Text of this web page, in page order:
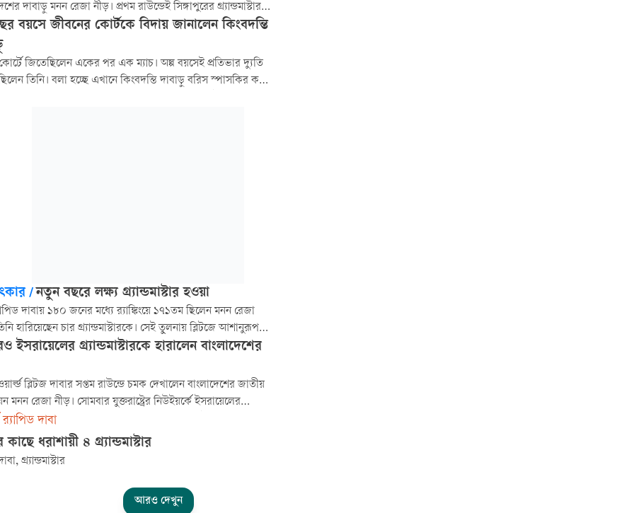
দাবাড়ু মনন রেজা নীড়। প্রথম রাউন্ডেই সিঙ্গাপুরের গ্র্যান্ডমাস্টার
হারিয়ে দিয়েছেন তিনি।
বয়সে জীবনের কোর্টকে বিদায় জানালেন কিংবদন্তি
জিতেছিলেন একের পর এক ম্যাচ। অল্প বয়সেই প্রতিভার দ্যুতি
তিনি। বলা হচ্ছে এখানে কিংবদন্তি দাবাড়ু বরিস স্পাসকির কথা।
/নতুন বছরে লক্ষ্য গ্র্যান্ডমাস্টার হওয়া
দাবায় ১৮০ জনের মধ্যে র‌্যাঙ্কিংয়ে ১৭১তম ছিলেন মনন রেজা
হারিয়েছেন চার গ্র্যান্ডমাস্টারকে। সেই তুলনায় ব্লিটজে আশানুরূপ
পারেননি। তবু প্রথমবার এমন বিশ্ব আসরে খেলে নতুন অভিজ্ঞতা
ফিরছেন নীড়। নিউইয়র্ক থেকে মুঠোফোনে এই সফরের প্রাপ্তি এবং
দাবি নিয়ে নিজ
ইসরায়েলের গ্র্যান্ডমাস্টারকে হারালেন বাংলাদেশের
ব্লিটজ দাবার সপ্তম রাউন্ডে চমক দেখালেন বাংলাদেশের জাতীয়
মনন রেজা নীড়। সোমবার যুক্তরাষ্ট্রের নিউইয়র্কে ইসরায়েলের
উদাসিয়ন লোনিদকে হারিয়েছেন বাংলাদেশের এই সর্বকনিষ্ঠ
মাস্টার।
র‍্যাপিড দাবা
কাছে ধরাশায়ী ৪ গ্র্যান্ডমাস্টার
গ্র্যান্ডমাস্টার
আরও দেখুন